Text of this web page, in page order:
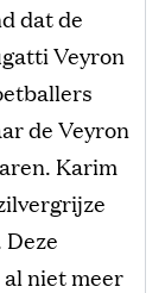
dat de
Veyron
de Veyron
Karim
niet meer